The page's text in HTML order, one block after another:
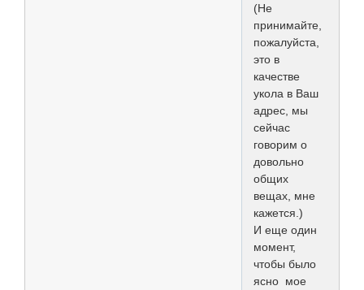
(Не
принимайте,
пожалуйста,
это в
качестве
укола в Ваш
адрес, мы
сейчас
говорим о
довольно
общих
вещах, мне
кажется.)
И еще один
момент,
чтобы было
ясно мое